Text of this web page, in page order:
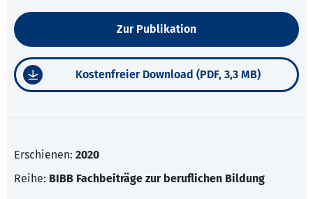
Zur Publikation
Kostenfreier Download (PDF, 3,3 MB)
Erschienen: 2020
Reihe: BIBB Fachbeiträge zur beruflichen Bildung